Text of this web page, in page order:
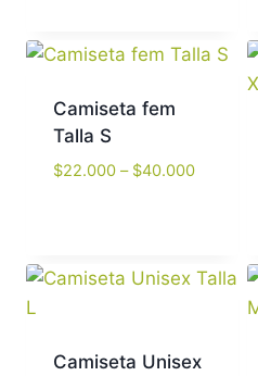
through
$40.000
Camiseta fem
Talla S
$22.000 – $40.000Price
$40.000
Camiseta Unisex